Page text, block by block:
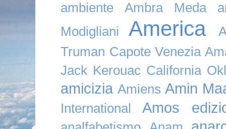
ambiente
Ambra Meda
Modigliani
America
Truman Capote Venezia
Jack Kerouac California
amicizia Amiens Amin
International Amos